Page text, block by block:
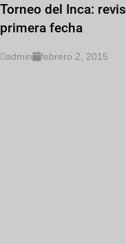
Torneo del Inca:
primera fecha
admin febrero 2, 2015